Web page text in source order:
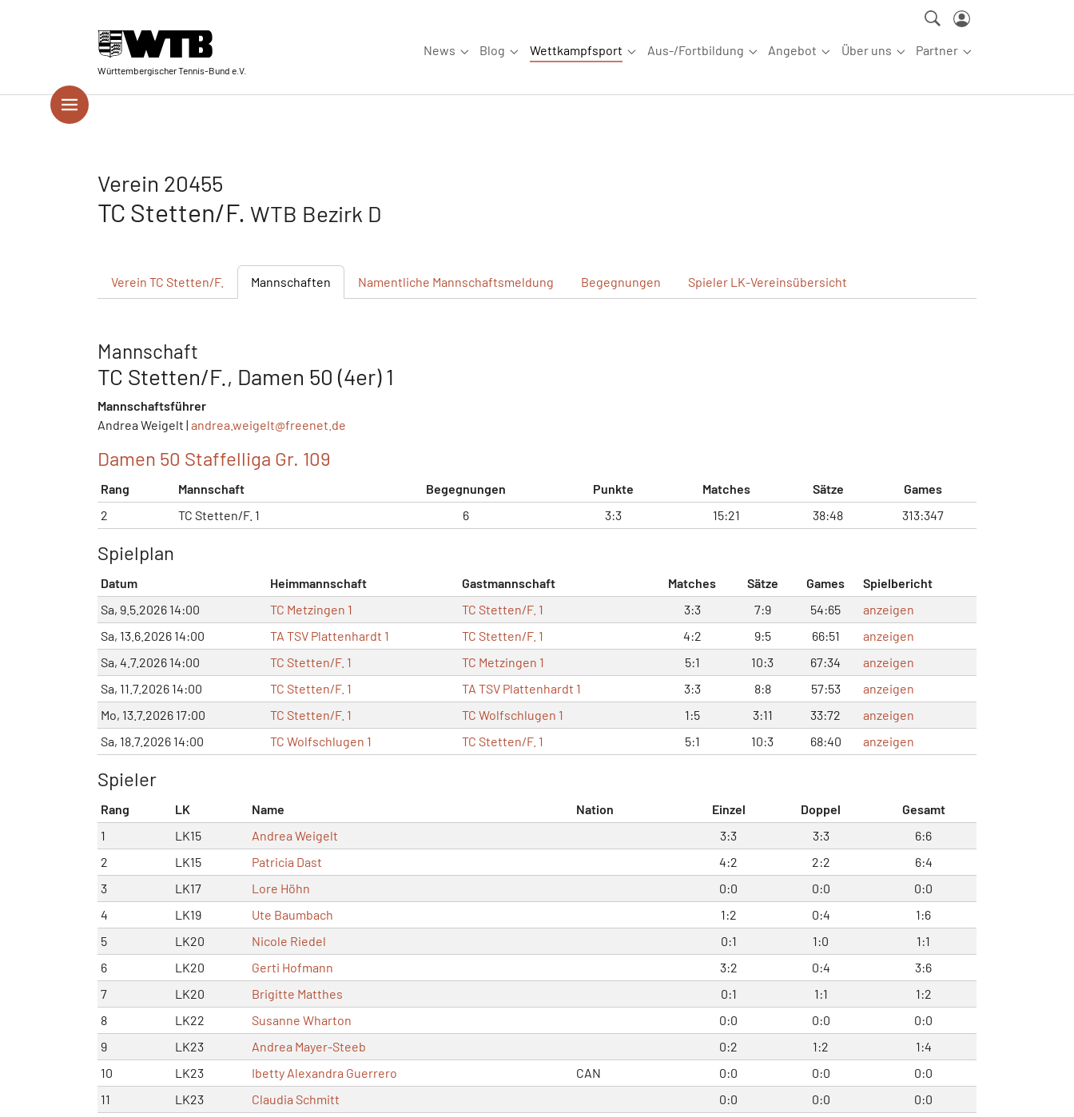
Württembergischer Tennis-Bund e.V.
News
Submenu for "News"
Blog
Submenu for "Blog"
Wettkampfsport
Submenu for "Wettkampfsport"
Aus-/Fortbildung
Submenu for "Aus-/Fortbildung"
Angebot
Submenu for "Angebot"
Über uns
Submenu for "Über uns"
Partner
Submenu for
Verein 20455
TC Stetten/F. WTB Bezirk D
Verein TC Stetten/F. Mannschaften Namentliche Mannschaftsmeldung Begegnungen Spieler LK-Vereinsübersicht
Mannschaft
TC Stetten/F., Damen 50 (4er) 1
Mannschaftsführer
Andrea Weigelt | andrea.weigelt@freenet.de
Damen 50 Staffelliga Gr. 109
Rang Mannschaft Begegnungen Punkte Matches Sätze
Games
2
TC Stetten/F. 1 6 3:3 15:21 38:48 313:347
Spielplan
Datum Heimmannschaft Gastmannschaft Matches Sätze Games
Spielbericht
Sa, 9.5.2026 14:00
TC Metzingen 1 TC Stetten/F. 1 3:3 7:9 54:65
anzeigen
Sa, 13.6.2026 14:00
TA TSV Plattenhardt 1 TC Stetten/F. 1 4:2 9:5 66:51
anzeigen
Sa, 4.7.2026 14:00
TC Stetten/F. 1 TC Metzingen 1 5:1 10:3 67:34
anzeigen
Sa, 11.7.2026 14:00
TC Stetten/F. 1 TA TSV Plattenhardt 1 3:3 8:8 57:53
anzeigen
Mo, 13.7.2026 17:00
TC Stetten/F. 1 TC Wolfschlugen 1 1:5 3:11 33:72
anzeigen
Sa, 18.7.2026 14:00
TC Wolfschlugen 1 TC Stetten/F. 1 5:1 10:3 68:40 anzeigen
Spieler
Rang LK Name Nation Einzel Doppel
Gesamt
1
LK15 Andrea Weigelt 3:3 3:3
6:6
2
LK15 Patricia Dast 4:2 2:2
6:4
3
LK17 Lore Höhn 0:0 0:0
0:0
4
LK19 Ute Baumbach 1:2 0:4
1:6
5
LK20 Nicole Riedel 0:1 1:0
1:1
6
LK20 Gerti Hofmann 3:2 0:4
3:6
7
LK20 Brigitte Matthes 0:1 1:1
1:2
8
LK22 Susanne Wharton 0:0 0:0
0:0
9
LK23 Andrea Mayer-Steeb 0:2 1:2
1:4
10
LK23 Ibetty Alexandra Guerrero CAN 0:0 0:0
0:0
11
LK23 Claudia Schmitt 0:0 0:0
0:0